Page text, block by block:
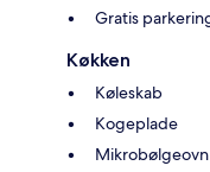
Gratis
Køkken
Køleskab
Kogeplade
Mikrobølgeovn